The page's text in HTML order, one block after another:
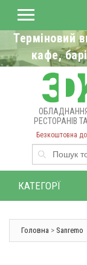
Терміновий
кафе,
РЕСТОРАНІВ
Безкоштовна
КАТЕГОРЇ
Головна > Sanremo